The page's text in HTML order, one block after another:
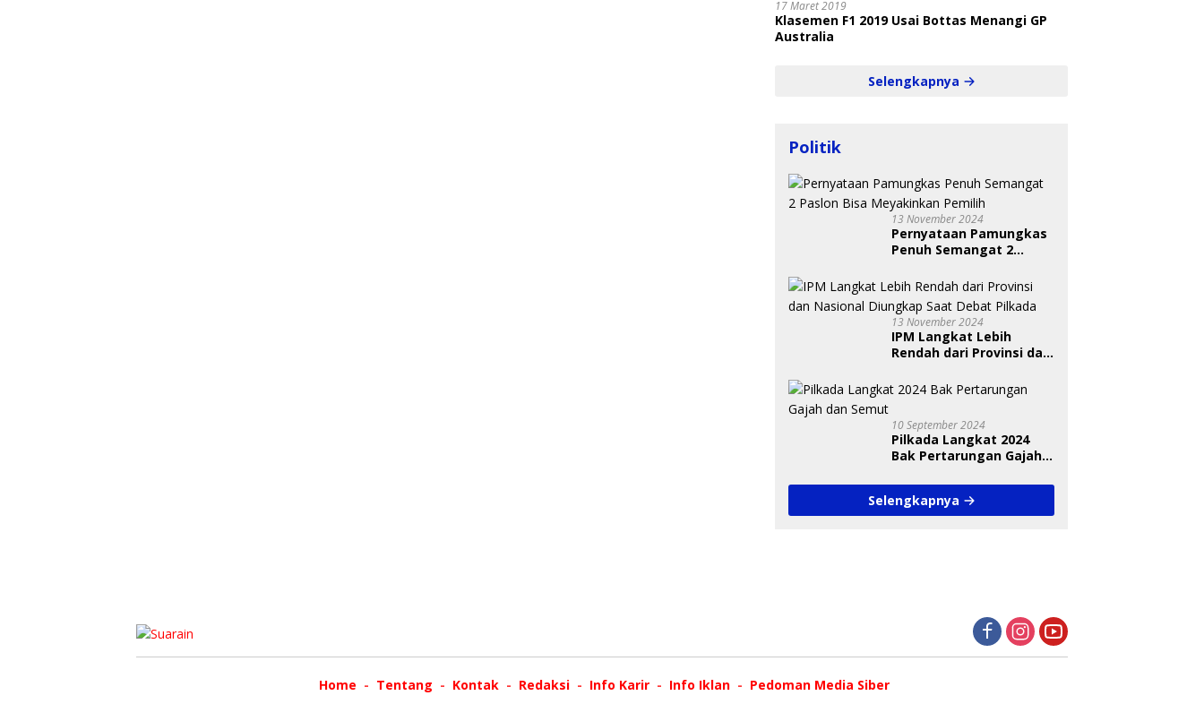
17 Maret 2019
Klasemen F1 2019 Usai Bottas Menangi GP
Australia
Selengkapnya
Politik
13 November 2024
Pernyataan Pamungkas
Penuh Semangat 2
Pemilih
13 November 2024
IPM Langkat Lebih
Rendah dari Provinsi dan
Debat Pilkada
10 September 2024
Pilkada Langkat 2024
Bak Pertarungan Gajah
Selengkapnya
Home Tentang Kontak Redaksi Info Karir Info Iklan
Pedoman Media Siber